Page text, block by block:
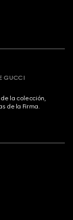
GUCCI
la colección,
de la Firma.